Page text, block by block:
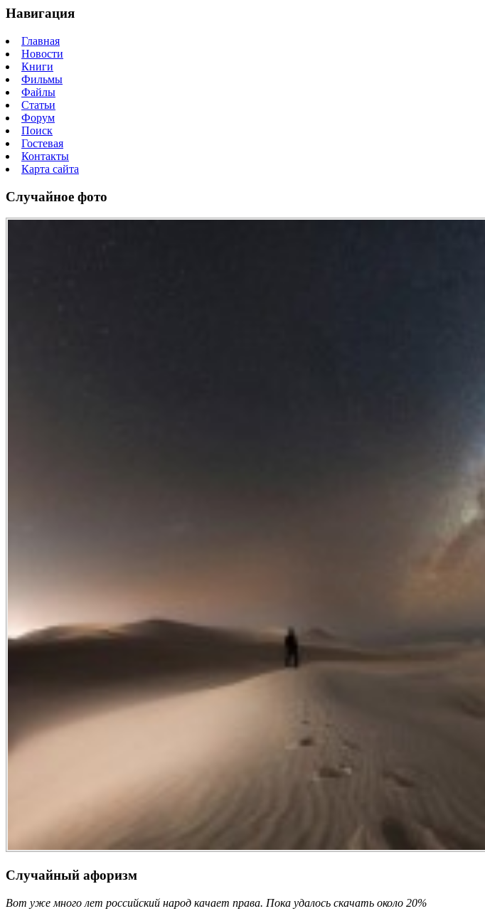
Навигация
Главная
Новости
Книги
Фильмы
Файлы
Статьи
Форум
Поиск
Гостевая
Контакты
Карта сайта
Случайное фото
Случайный афоризм
Вот уже много лет российский народ качает права. Пока удалось скачать около 20%